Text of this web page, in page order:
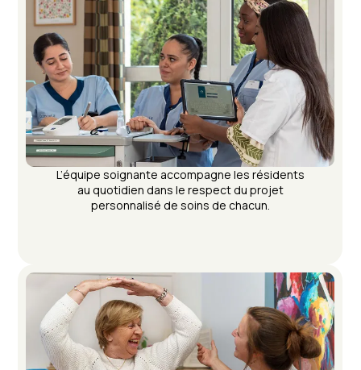
L’équipe soignante accompagne les résidents
au quotidien dans le respect du projet
personnalisé de soins de chacun.